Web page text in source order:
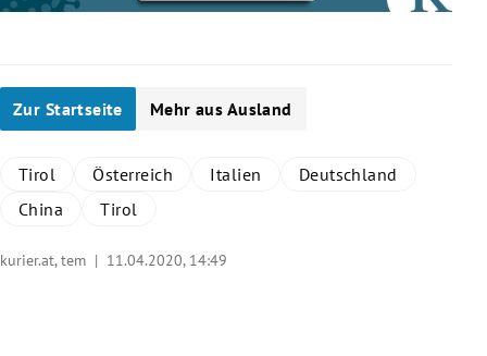
Zur Startseite Mehr aus Ausland
Tirol Österreich Italien
Deutschland
China
Tirol
kurier.at, tem | 11.04.2020, 14:49